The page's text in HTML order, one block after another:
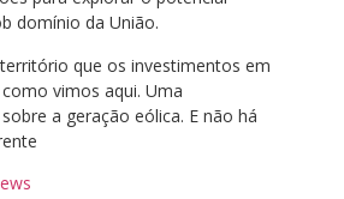
domínio da União.
que os investimentos em
vimos aqui. Uma
a geração eólica. E não há